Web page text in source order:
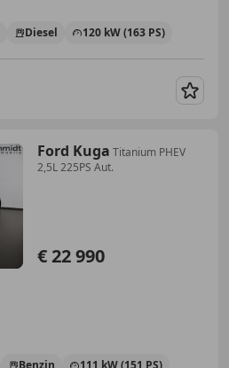
Diesel 120 kW (163 PS)
Ford Kuga Titanium PHEV
2,5L 225PS Aut.
€ 22 990
Benzin 111 kW (151 PS)